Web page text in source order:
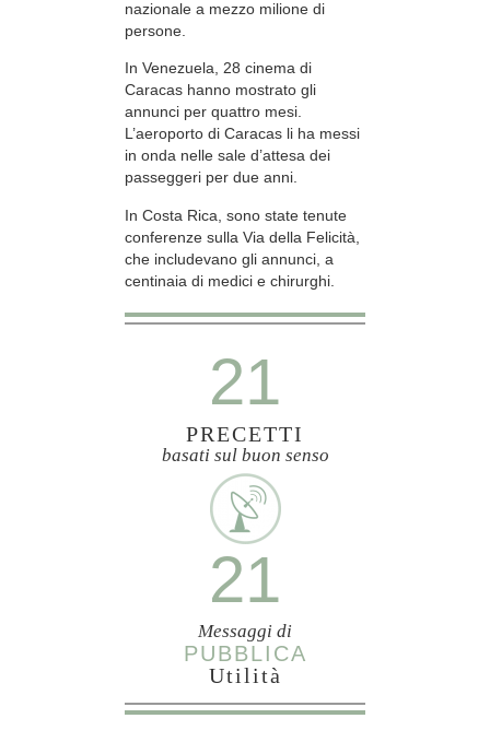
nazionale a mezzo milione di
persone.
In Venezuela, 28 cinema di
Caracas hanno mostrato gli
annunci per quattro mesi.
L’aeroporto di Caracas li ha messi
in onda nelle sale d’attesa dei
passeggeri per due anni.
In Costa Rica, sono state tenute
conferenze sulla Via della Felicità,
che includevano gli annunci, a
centinaia di medici e chirurghi.
21
PRECETTI
basati sul buon senso
21
Messaggi di
PUBBLICA
Utilità